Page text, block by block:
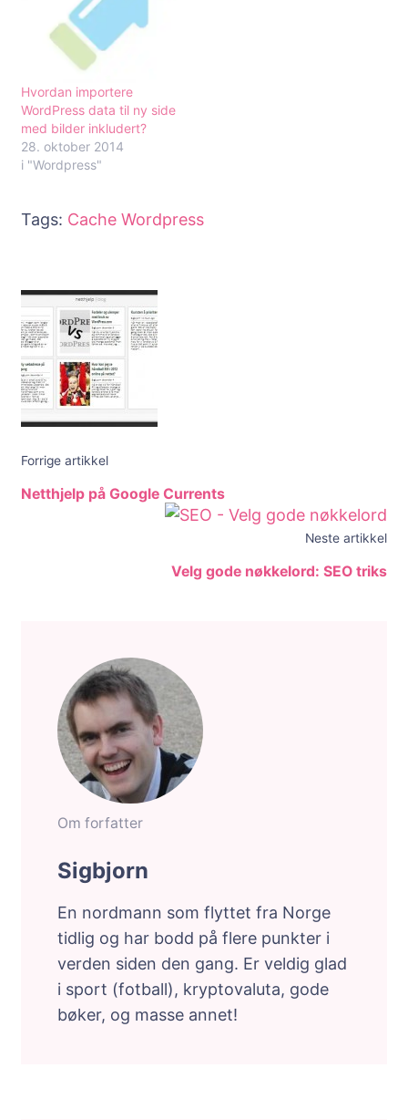
Hvordan importere
WordPress data til ny side
med bilder inkludert?
28. oktober 2014
i "Wordpress"
Tags: Cache Wordpress
Innleggsnavigering
Forrige artikkel
Netthjelp på Google Currents
Neste artikkel
Velg gode nøkkelord: SEO triks
Om forfatter
Sigbjorn
En nordmann som flyttet fra Norge
tidlig og har bodd på flere punkter i
verden siden den gang. Er veldig glad
i sport (fotball), kryptovaluta, gode
bøker, og masse annet!